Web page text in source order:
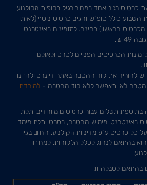
רגיל אחד במחיר רגיל בקופות הקולנוע
ימות השבוע כולל סופ"ש וחגים כרטיס נוסף (לאותו
הראשון) בחינם. למזמינים באינטרנט
₪.
הכרטיסים הפנויים לסרט ולאולם
להוריד את קוד ההטבה באתר דיינרס ולהזינו
לא יתאפשר ללא קוד ההטבה - להורדת
תשלום עבור כרטיסים מיוחדים: תלת
באינטרנט. מימוש ההטבה, בסרטי תלת מימד
כל כרטיס ע"פ מדיניות הקולנוע. החיוב בגין
בהתאם לנהוג לכלל הלקוחות, למחירון
בהתאם לטבלה זו: